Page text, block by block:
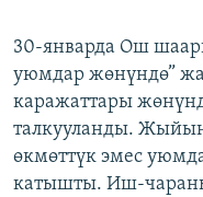
30-январда Ош
уюмдар жөнүндө”
каражаттары
талкууланды.
өкмөттүк эмес
катышты. Иш-